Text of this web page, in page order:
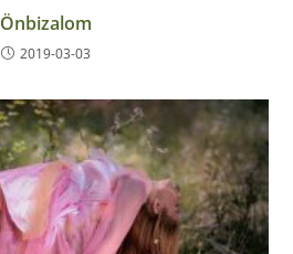
Önbizalom
2019-03-03